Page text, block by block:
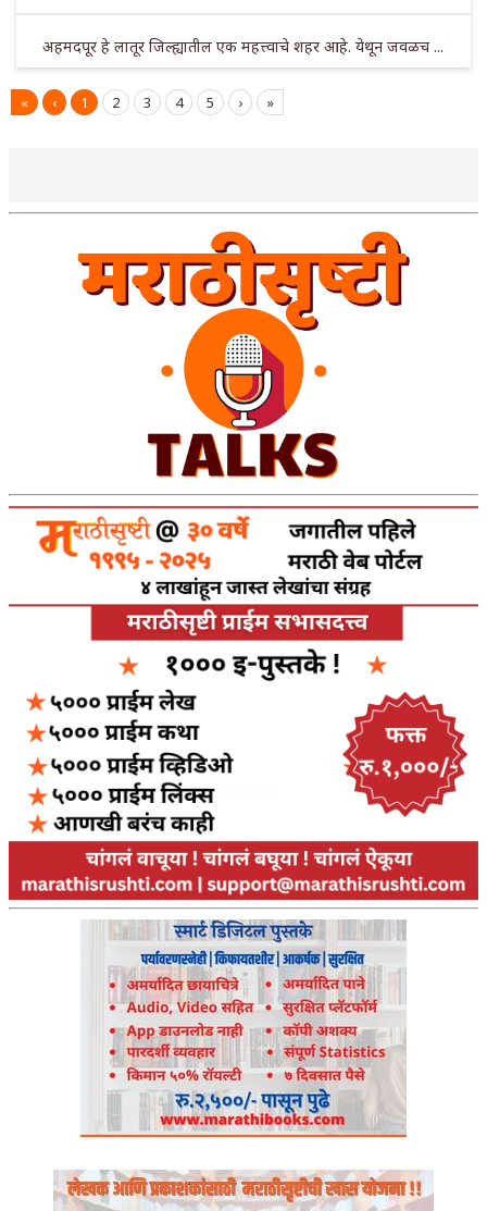
अहमदपूर हे लातूर जिल्ह्यातील एक महत्त्वाचे शहर आहे. येथून जवळच ...
« ‹ 1 2 3 4 5 › »